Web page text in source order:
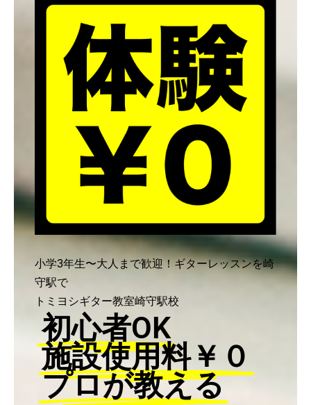
小学3年生〜大人まで歓迎！ギターレッスンを崎
守駅で
トミヨシギター教室崎守駅校
初心者OK
施設使用料￥０
プロが教える